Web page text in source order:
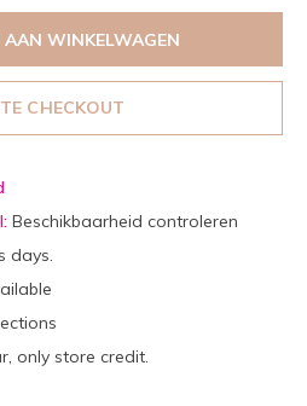
AAN WINKELWAGEN
CHECKOUT
Beschikbaarheid controleren
days.
only store credit.